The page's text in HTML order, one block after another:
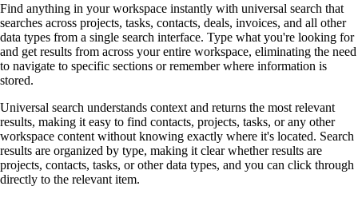
Find anything in your workspace instantly with universal search that
searches across projects, tasks, contacts, deals, invoices, and all other
data types from a single search interface. Type what you're looking for
and get results from across your entire workspace, eliminating the need
to navigate to specific sections or remember where information is
stored.
Universal search understands context and returns the most relevant
results, making it easy to find contacts, projects, tasks, or any other
workspace content without knowing exactly where it's located. Search
results are organized by type, making it clear whether results are
projects, contacts, tasks, or other data types, and you can click through
directly to the relevant item.